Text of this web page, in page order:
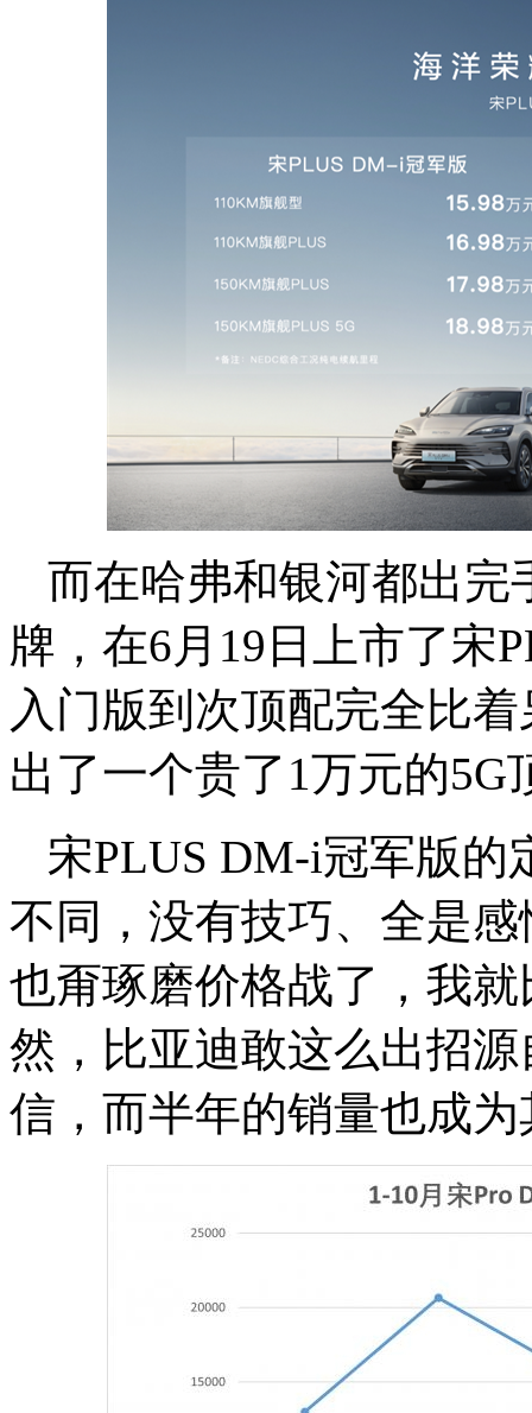
而在哈弗和银河都出完
牌，在6月19日上市了宋
入门版到次顶配完全比
出了一个贵了1万元的5G
宋PLUS DM-i冠军版的
不同，没有技巧、全是
也甭琢磨价格战了，我
然，比亚迪敢这么出招
信，而半年的销量也成